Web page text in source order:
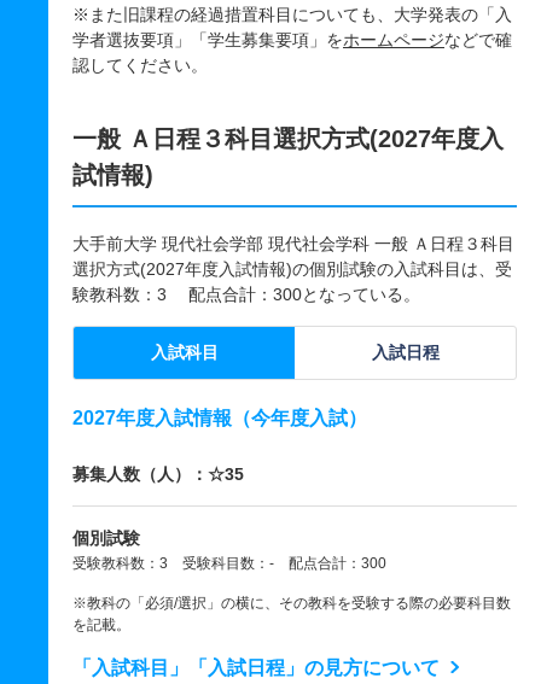
※また旧課程の経過措置科目についても、大学発表の「入
学者選抜要項」「学生募集要項」をホームページなどで確
認してください。
一般 Ａ日程３科目選択方式(2027年度入
試情報)
大手前大学 現代社会学部 現代社会学科 一般 Ａ日程３科目
選択方式(2027年度入試情報)の個別試験の入試科目は、受
験教科数：3 配点合計：300となっている。
入試科目 入試日程
2027年度入試情報（今年度入試）
募集人数（人）：☆35
個別試験
受験教科数：3 受験科目数：- 配点合計：300
※教科の「必須/選択」の横に、その教科を受験する際の必要科目数
を記載。
「入試科目」「入試日程」の見方について